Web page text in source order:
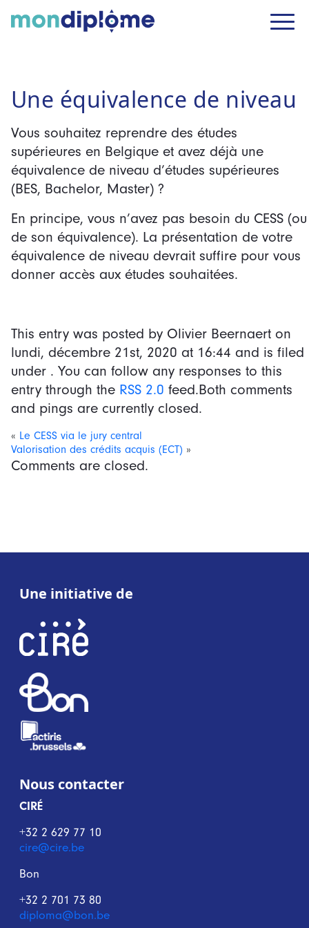
Une équivalence de niveau
Vous souhaitez reprendre des études
supérieures en Belgique et avez déjà une
équivalence de niveau d’études supérieures
(BES, Bachelor, Master) ?
En principe, vous n’avez pas besoin du CESS (ou
de son équivalence). La présentation de votre
équivalence de niveau devrait suffire pour vous
donner accès aux études souhaitées.
This entry was posted by Olivier Beernaert on
lundi, décembre 21st, 2020 at 16:44 and is filed
under . You can follow any responses to this
entry through the RSS 2.0 feed.Both comments
and pings are currently closed.
« Le CESS via le jury central
Valorisation des crédits acquis (ECT) »
Comments are closed.
Une initiative de
Nous contacter
CIRÉ
+32 2 629 77 10
cire@cire.be
Bon
+32 2 701 73 80
diploma@bon.be